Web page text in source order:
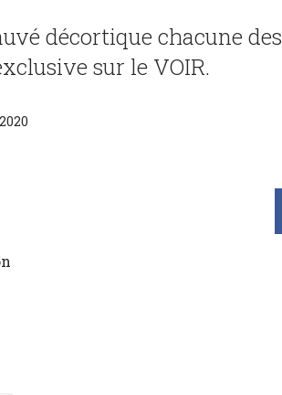
décortique chacune des
sur le VOIR.